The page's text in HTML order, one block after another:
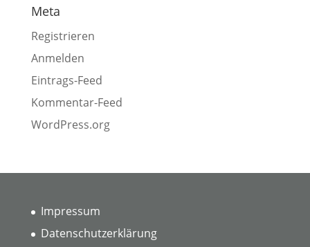
Meta
Registrieren
Anmelden
Eintrags-Feed
Kommentar-Feed
WordPress.org
Impressum
Datenschutzerklärung